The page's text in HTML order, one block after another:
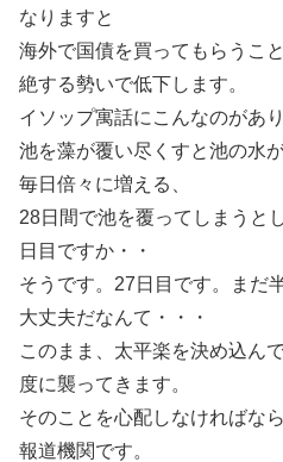
なりますと
海外で国債を買ってもらうこ
絶する勢いで低下します。
イソップ寓話にこんなのがあり
池を藻が覆い尽くすと池の水
毎日倍々に増える、
28日間で池を覆ってしまうと
日目ですか・・
そうです。27日目です。まだ
大丈夫だなんて・・・
このまま、太平楽を決め込ん
度に襲ってきます。
そのことを心配しなければな
報道機関です。